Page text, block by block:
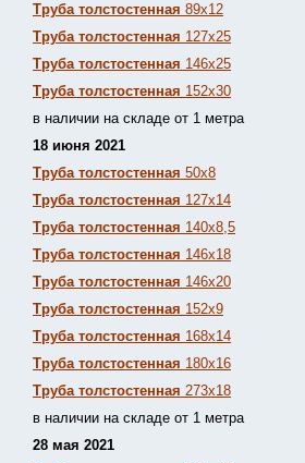
Труба толстостенная 89х12
Труба толстостенная 127х25
Труба толстостенная 146х25
Труба толстостенная 152х30
в наличии на складе от 1 метра
18 июня 2021
Труба толстостенная 50х8
Труба толстостенная 127х14
Труба толстостенная 140х8,5
Труба толстостенная 146х18
Труба толстостенная 146х20
Труба толстостенная 152х9
Труба толстостенная 168х14
Труба толстостенная 180х16
Труба толстостенная 273х18
в наличии на складе от 1 метра
28 мая 2021